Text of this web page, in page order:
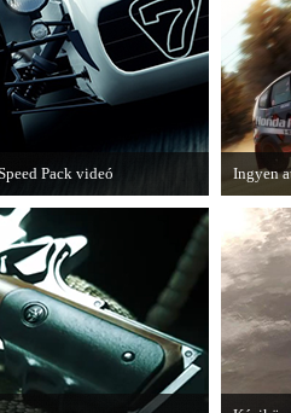
Pack videó
a Need for Speed Most
nagyobb kiegészítő
Ingyen
A